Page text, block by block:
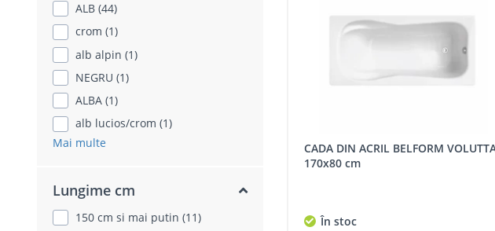
ALB (44)
crom (1)
alb alpin (1)
NEGRU (1)
ALBA (1)
alb lucios/crom (1)
Mai multe
Lungime cm
150 cm si mai putin (11)
CADA DIN ACRIL BELFORM VOLUTTA
170x80 cm
În stoc